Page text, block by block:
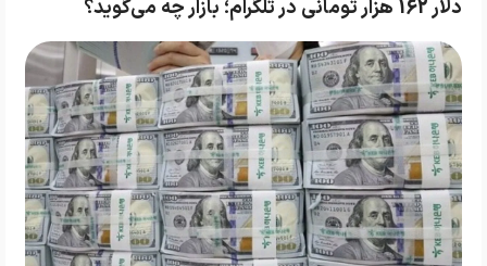
دلار 162 هزار تومانی در تلگرام؛ بازار چه می‌گوید؟